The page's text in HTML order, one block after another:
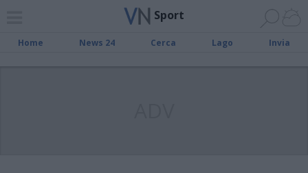
Sport
Home News 24 Cerca Lago Invia